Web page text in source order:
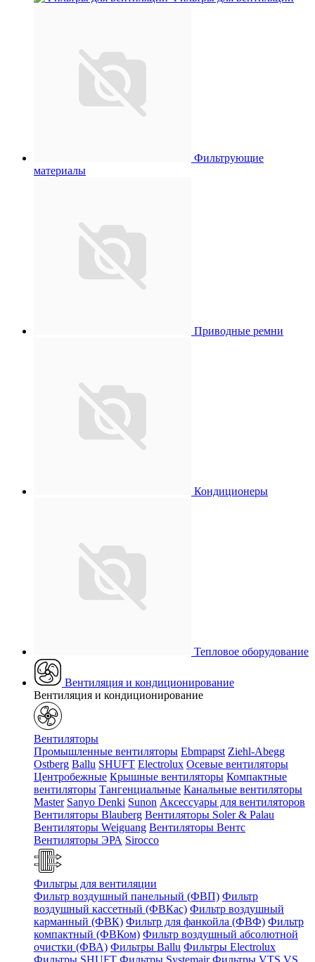
Фильтрующие
материалы
Приводные ремни
Кондиционеры
Тепловое оборудование
Вентиляция и кондиционирование
Вентиляция и кондиционирование
Вентиляторы
Промышленные вентиляторы Ebmpapst Ziehl-Abegg
Ostberg Ballu SHUFT Electrolux Осевые вентиляторы
Центробежные Крышные вентиляторы Компактные
вентиляторы Тангенциальные Канальные вентиляторы
Master Sanyo Denki Sunon Аксессуары для вентиляторов
Вентиляторы Blauberg Вентиляторы Soler & Palau
Вентиляторы Weiguang Вентиляторы Вентс
Вентиляторы ЭРА Sirocco
Фильтры для вентиляции
Фильтр воздушный панельный (ФВП) Фильтр
воздушный кассетный (ФВКас) Фильтр воздушный
карманный (ФВК) Фильтр для фанкойла (ФВФ) Фильтр
компактный (ФВКом) Фильтр воздушный абсолютной
очистки (ФВА) Фильтры Ballu Фильтры Electrolux
Фильтры SHUFT Фильтры Systemair Фильтры VTS VS